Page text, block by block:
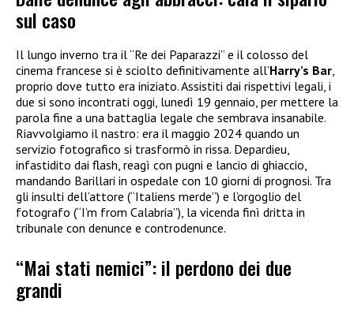
sul caso
Il lungo inverno tra il “Re dei Paparazzi” e il colosso del
cinema francese si è sciolto definitivamente all’Harry’s Bar
proprio dove tutto era iniziato. Assistiti dai rispettivi legali, i
due si sono incontrati oggi, lunedì 19 gennaio, per mettere la
parola fine a una battaglia legale che sembrava insanabile.
Riavvolgiamo il nastro: era il maggio 2024 quando un
servizio fotografico si trasformò in rissa. Depardieu,
infastidito dai flash, reagì con pugni e lancio di ghiaccio,
mandando Barillari in ospedale con 10 giorni di prognosi. Tra
gli insulti dell’attore (“Italiens merde”) e l’orgoglio del
fotografo (“I’m from Calabria”), la vicenda finì dritta in
tribunale con denunce e controdenunce.
“Mai stati nemici”: il perdono dei due
grandi